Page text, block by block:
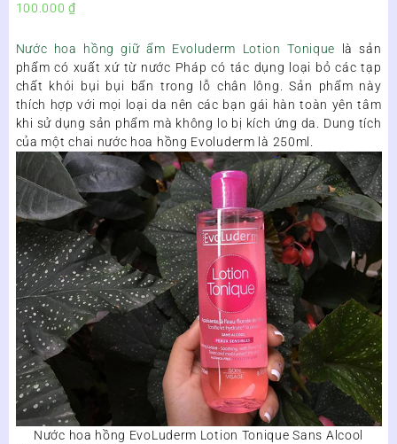
100.000₫
Nước hoa hồng giữ ẩm Evoluderm Lotion Tonique là sản
phẩm có xuất xứ từ nước Pháp có tác dụng loại bỏ các tạp
chất khói bụi bụi bẩn trong lỗ chân lông. Sản phẩm này
thích hợp với mọi loại da nên các bạn gái hàn toàn yên tâm
khi sử dụng sản phẩm mà không lo bị kích ứng da. Dung tích
của một chai nước hoa hồng Evoluderm là 250ml.
Nước hoa hồng EvoLuderm Lotion Tonique Sans Alcool